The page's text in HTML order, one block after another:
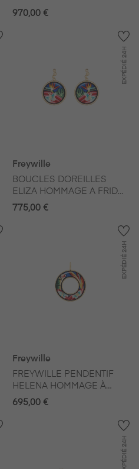
KAHLO VIVA LA VIDA
970,00 €
EXPÉDIÉ
24H
Freywille
BOUCLES DOREILLES
ELIZA HOMMAGE A FRIDA
KAHLO VIVA LA VIDA
775,00 €
EXPÉDIÉ
24H
Freywille
FREYWILLE PENDENTIF
HELENA HOMMAGE À
FRIDA KAHLO VIVA LA
695,00 €
EXPÉDIÉ
24H